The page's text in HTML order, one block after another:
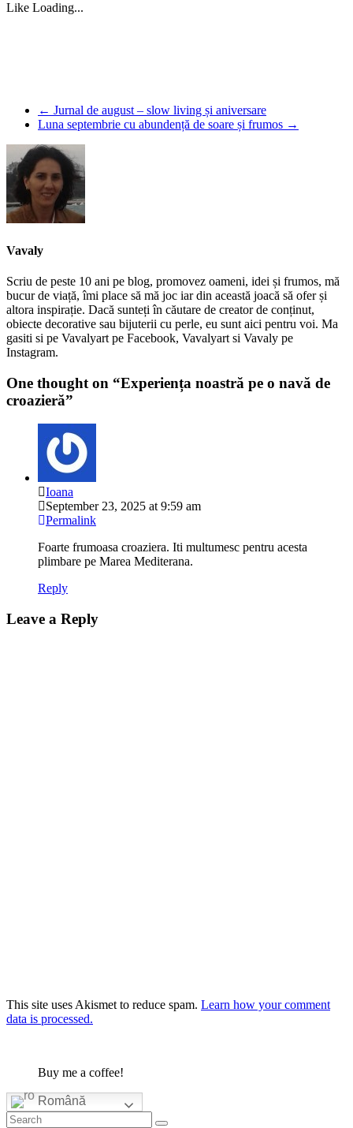
Like Loading...
← Jurnal de august – slow living și aniversare
Luna septembrie cu abundență de soare și frumos →
Vavaly
Scriu de peste 10 ani pe blog, promovez oameni, idei și frumos, mă
bucur de viață, îmi place să mă joc iar din această joacă să ofer și
altora inspirație. Dacă sunteți în căutare de creator de conținut,
obiecte decorative sau bijuterii cu perle, eu sunt aici pentru voi. Ma
gasiti si pe Vavalyart pe Facebook, Vavalyart si Vavaly pe
Instagram.
One thought on “Experiența noastră pe o navă de
croazieră”
Ioana
September 23, 2025 at 9:59 am
Permalink
Foarte frumoasa croaziera. Iti multumesc pentru acesta
plimbare pe Marea Mediterana.
Reply
Leave a Reply
This site uses Akismet to reduce spam. Learn how your comment
data is processed.
Buy me a coffee!
Română